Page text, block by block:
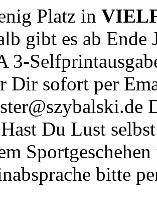
Platz in
gibt es ab Ende
3-
Dir sofort per
Du Lust
bitte